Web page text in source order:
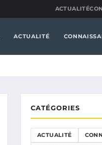
ACTUALITÉ
ACTUALITÉ
CATÉGORIES
ACTUALITÉ